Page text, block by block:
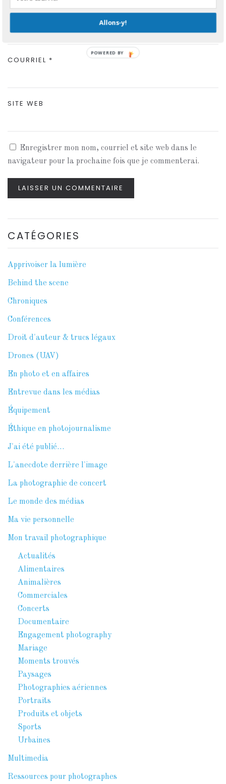
NOM*
COURRIEL *
SITE WEB
Enregistrer mon nom, courriel et site web dans le
navigateur pour la prochaine fois que je commenterai.
LAISSER UN COMMENTAIRE
CATÉGORIES
Apprivoiser la lumière
Behind the scene
Chroniques
Conférences
Droit d'auteur & trucs légaux
Drones (UAV)
En photo et en affaires
Entrevue dans les médias
Équipement
Éthique en photojournalisme
J'ai été publié…
L'anecdote derrière l'image
La photographie de concert
Le monde des médias
Ma vie personnelle
Mon travail photographique
Actualités
Alimentaires
Animalières
Commerciales
Concerts
Documentaire
Engagement photography
Mariage
Moments trouvés
Paysages
Photographies aériennes
Portraits
Produits et objets
Sports
Urbaines
Multimedia
Ressources pour photographes
Allons-y!
POWERED BY